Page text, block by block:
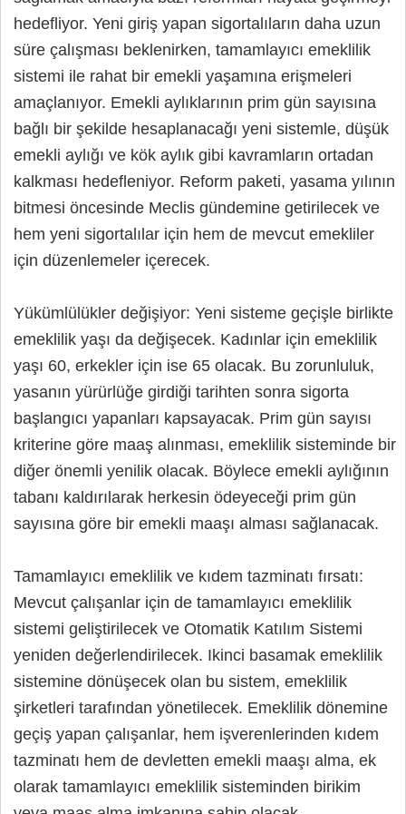
hedefliyor. Yeni giriş yapan sigortalıların daha uzun
süre çalışması beklenirken, tamamlayıcı emeklilik
sistemi ile rahat bir emekli yaşamına erişmeleri
amaçlanıyor. Emekli aylıklarının prim gün sayısına
bağlı bir şekilde hesaplanacağı yeni sistemle, düşük
emekli aylığı ve kök aylık gibi kavramların ortadan
kalkması hedefleniyor. Reform paketi, yasama yılının
bitmesi öncesinde Meclis gündemine getirilecek ve
hem yeni sigortalılar için hem de mevcut emekliler
için düzenlemeler içerecek.
Yükümlülükler değişiyor: Yeni sisteme geçişle birlikte
emeklilik yaşı da değişecek. Kadınlar için emeklilik
yaşı 60, erkekler için ise 65 olacak. Bu zorunluluk,
yasanın yürürlüğe girdiği tarihten sonra sigorta
başlangıcı yapanları kapsayacak. Prim gün sayısı
kriterine göre maaş alınması, emeklilik sisteminde bir
diğer önemli yenilik olacak. Böylece emekli aylığının
tabanı kaldırılarak herkesin ödeyeceği prim gün
sayısına göre bir emekli maaşı alması sağlanacak.
Tamamlayıcı emeklilik ve kıdem tazminatı fırsatı:
Mevcut çalışanlar için de tamamlayıcı emeklilik
sistemi geliştirilecek ve Otomatik Katılım Sistemi
yeniden değerlendirilecek. Ikinci basamak emeklilik
sistemine dönüşecek olan bu sistem, emeklilik
şirketleri tarafından yönetilecek. Emeklilik dönemine
geçiş yapan çalışanlar, hem işverenlerinden kıdem
tazminatı hem de devletten emekli maaşı alma, ek
olarak tamamlayıcı emeklilik sisteminden birikim